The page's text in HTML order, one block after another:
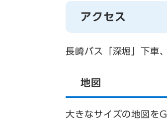
アクセス
長崎バス「深堀」下車
地図
大きなサイズの地図を